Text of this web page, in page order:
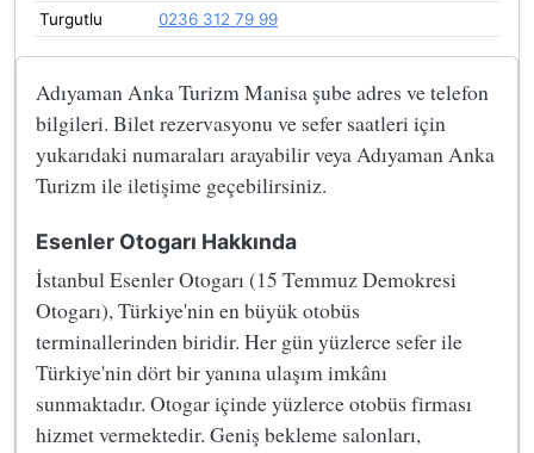
Turgutlu
0236 312 79 99
Adıyaman Anka Turizm Manisa şube adres ve telefon
bilgileri. Bilet rezervasyonu ve sefer saatleri için
yukarıdaki numaraları arayabilir veya Adıyaman Anka
Turizm ile iletişime geçebilirsiniz.
Esenler Otogarı Hakkında
İstanbul Esenler Otogarı (15 Temmuz Demokresi
Otogarı), Türkiye'nin en büyük otobüs
terminallerinden biridir. Her gün yüzlerce sefer ile
Türkiye'nin dört bir yanına ulaşım imkânı
sunmaktadır. Otogar içinde yüzlerce otobüs firması
hizmet vermektedir. Geniş bekleme salonları,